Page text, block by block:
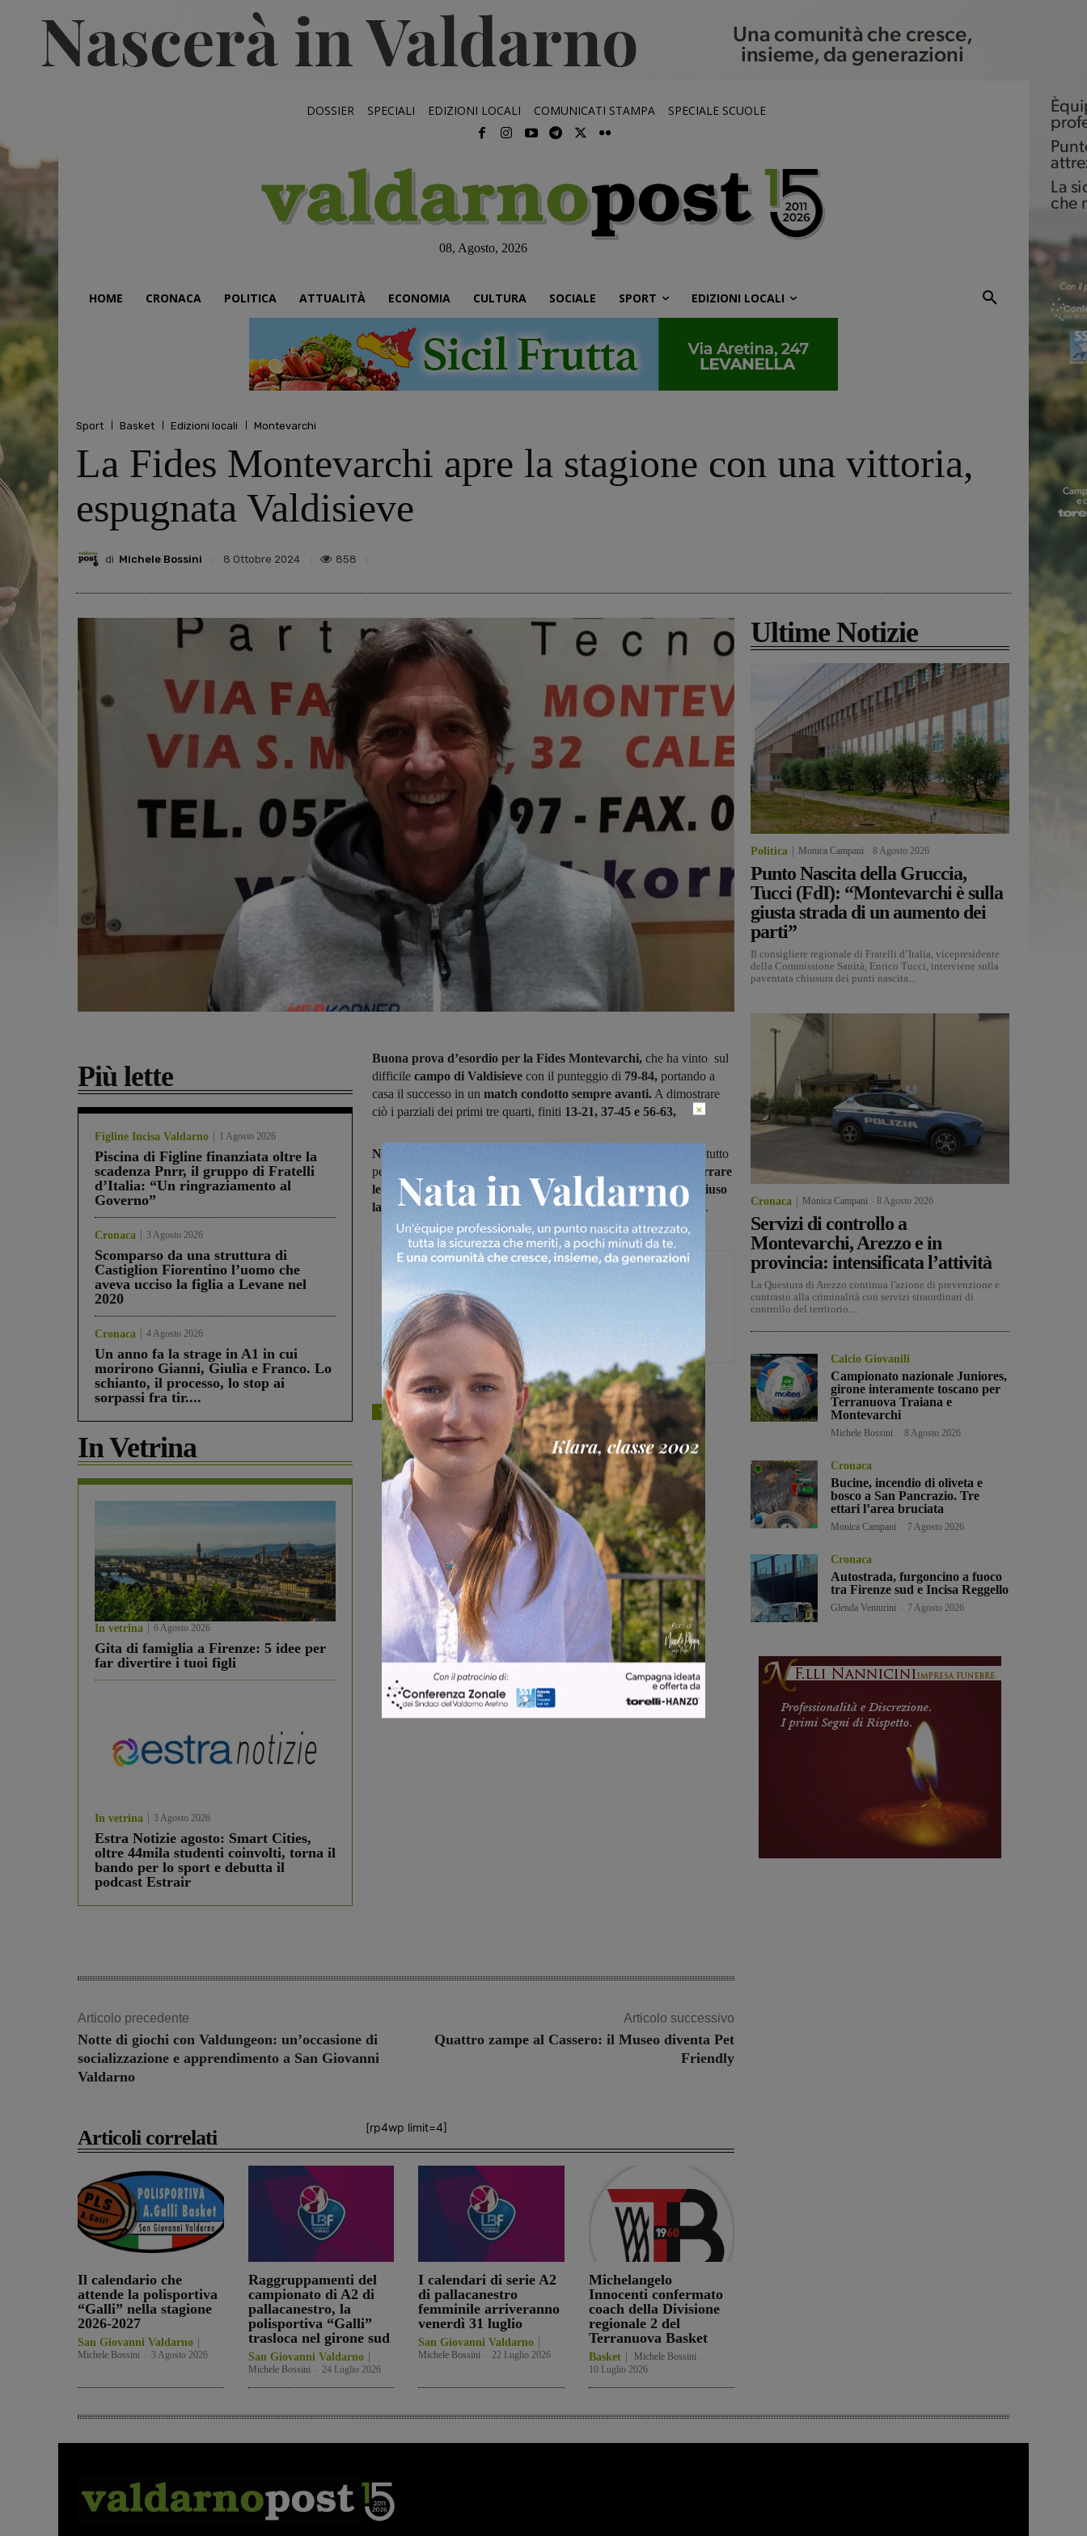
DOSSIER SPECIALI EDIZIONI LOCALI COMUNICATI STAMPA SPECIALE SCUOLE
08, Agosto, 2026
HOME CRONACA POLITICA ATTUALITÀ ECONOMIA CULTURA SOCIALE SPORT EDIZIONI LOCALI
Sport Basket Edizioni locali Montevarchi
La Fides Montevarchi apre la stagione con una vittoria,
espugnata Valdisieve
di Michele Bossini 8 Ottobre 2024 858
Più lette
Figline Incisa Valdarno 1 Agosto 2026
Piscina di Figline finanziata oltre la
scadenza Pnrr, il gruppo di Fratelli
d’Italia: “Un ringraziamento al
Governo”
Cronaca 3 Agosto 2026
Scomparso da una struttura di
Castiglion Fiorentino l’uomo che
aveva ucciso la figlia a Levane nel
2020
Cronaca 4 Agosto 2026
Un anno fa la strage in A1 in cui
morirono Gianni, Giulia e Franco. Lo
schianto, il processo, lo stop ai
sorpassi fra tir....
In Vetrina
In vetrina 6 Agosto 2026
Gita di famiglia a Firenze: 5 idee per
far divertire i tuoi figli
In vetrina 3 Agosto 2026
Estra Notizie agosto: Smart Cities,
oltre 44mila studenti coinvolti, torna il
bando per lo sport e debutta il
podcast Estrair
Buona prova d’esordio per la Fides Montevarchi, che ha vinto sul
difficile campo di Valdisieve con il punteggio di 79-84, portando a
casa il successo in un match condotto sempre avanti. A dimostrare
ciò i parziali dei primi tre quarti, finiti 13-21, 37-45 e 56-63,
Nell’ultimo tempino Valdisieve ha cercato la rimonta
dando il tutto
per tutto ma la squadra di coach Paludi (nella foto) è riuscita a
serrare
le filafino a quando, sei punti di fila di Filippo Sereni,hanno chiuso
la contesae regalato i primi due punti del campionato 2024-2025.
Michele Bossini
TAGS basket
Share
Articolo precedente
Notte di giochi con Valdungeon: un’occasione di
socializzazione e apprendimento a San Giovanni
Valdarno
Articolo successivo
Quattro zampe al Cassero: il Museo diventa Pet
Friendly
[rp4wp limit=4]
Articoli correlati
Il calendario che
attende la polisportiva
“Galli” nella stagione
2026-2027
San Giovanni Valdarno
Michele Bossini 3 Agosto 2026
Raggruppamenti del
campionato di A2 di
pallacanestro, la
polisportiva “Galli”
trasloca nel girone sud
San Giovanni Valdarno
Michele Bossini 24 Luglio 2026
I calendari di serie A2
di pallacanestro
femminile arriveranno
venerdì 31 luglio
San Giovanni Valdarno
Michele Bossini 22 Luglio 2026
Michelangelo
Innocenti confermato
coach della Divisione
regionale 2 del
Terranuova Basket
Basket Michele Bossini
10 Luglio 2026
Ultime Notizie
Politica Monica Campani 8 Agosto 2026
Punto Nascita della Gruccia,
Tucci (FdI): “Montevarchi è sulla
giusta strada di un aumento dei
parti”
Il consigliere regionale di Fratelli d’Italia, vicepresidente
della Commissione Sanità, Enrico Tucci, interviene sulla
paventata chiusura dei punti nascita...
Cronaca Monica Campani 8 Agosto 2026
Servizi di controllo a
Montevarchi, Arezzo e in
provincia: intensificata l’attività
La Questura di Arezzo continua l'azione di prevenzione e
contrasto alla criminalità con servizi straordinari di
controllo del territorio....
Calcio Giovanili
Campionato nazionale Juniores,
girone interamente toscano per
Terranuova Traiana e
Montevarchi
Michele Bossini 8 Agosto 2026
Cronaca
Bucine, incendio di oliveta e
bosco a San Pancrazio. Tre
ettari l’area bruciata
Monica Campani 7 Agosto 2026
Cronaca
Autostrada, furgoncino a fuoco
tra Firenze sud e Incisa Reggello
Glenda Venturini 7 Agosto 2026
×